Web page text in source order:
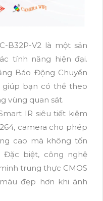
B32P-V2 là một sản
tính năng hiện đại.
Báo Động Chuyển
giúp bạn có thể theo
vùng quan sát.
IR siêu tiết kiệm
camera cho phép
cao mà không tốn
Đặc biệt, công nghệ
trung thực CMOS
đẹp hơn khi ánh